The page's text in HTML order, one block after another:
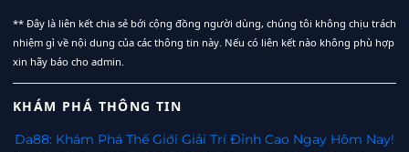
** Đây là liên kết chia sẻ bới cộng đồng người dùng, chúng tôi không chịu trách
nhiệm gì về nội dung của các thông tin này. Nếu có liên kết nào không phù hợp
xin hãy báo cho admin.
KHÁM PHÁ THÔNG TIN
Da88: Khám Phá Thế Giới Giải Trí Đỉnh Cao Ngay Hôm Nay!